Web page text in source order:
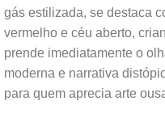
gás estilizada, se destaca
vermelho e céu aberto,
prende imediatamente o
moderna e narrativa
para quem aprecia arte